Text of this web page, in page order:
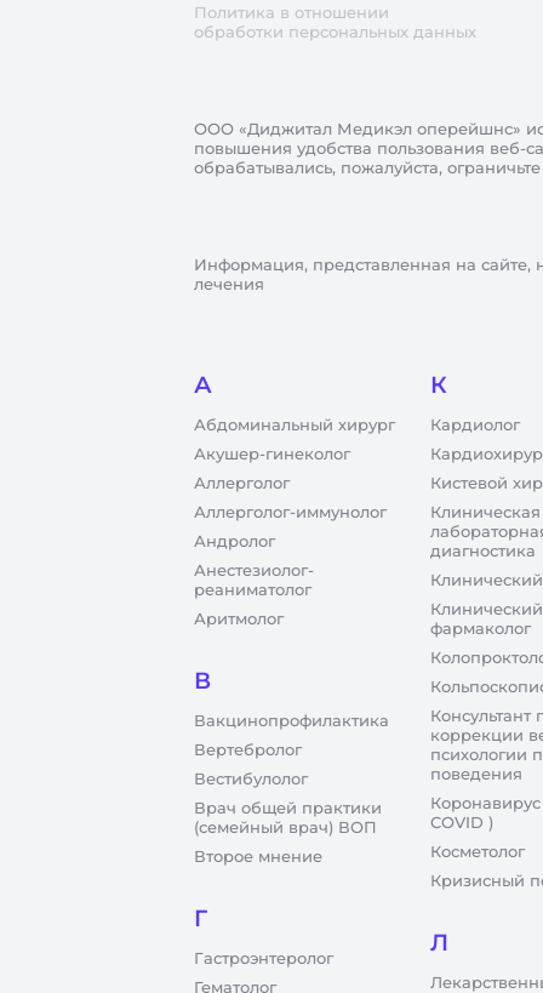
Политика в отношении
обработки персональных данных
ООО «Диджитал Медикэл оперейшнс»
повышения удобства пользования веб-
обрабатывались, пожалуйста,
Информация, представленная на сайте,
лечения
А
Абдоминальный хирург
Акушер-гинеколог
Аллерголог
Аллерголог-иммунолог
Андролог
Анестезиолог-
реаниматолог
Аритмолог
В
Вакцинопрофилактика
Вертебролог
Вестибулолог
Врач общей практики
(семейный врач) ВОП
Второе мнение
Г
Гастроэнтеролог
Гематолог
К
Кардиолог
Кистевой
Клиническая
диагностика
Клинический
фармаколог
Консультант
коррекции
психологии
поведения
COVID )
Косметолог
Кризисный
Л